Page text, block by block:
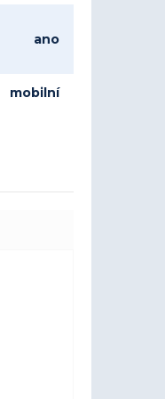
ano
mobilní